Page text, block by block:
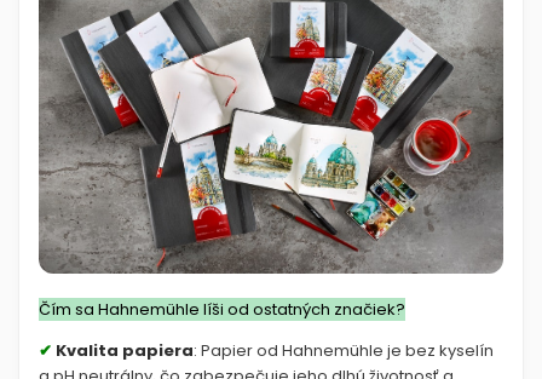
Čím sa Hahnemühle líši od ostatných značiek?
✔ Kvalita papiera: Papier od Hahnemühle je bez kyselín